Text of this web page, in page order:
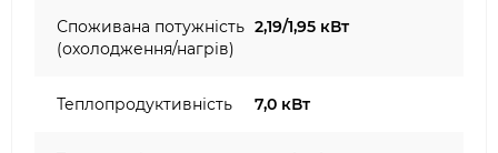
Споживана потужність
(охолодження/нагрів)
2,19/1,95 кВт
Теплопродуктивність 7,0 кВт